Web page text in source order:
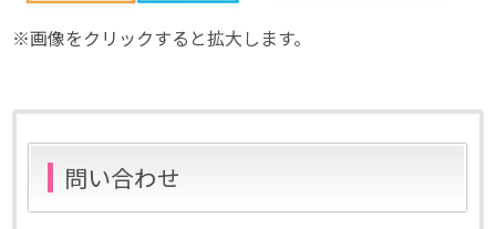
※画像をクリックすると拡大します。
問い合わせ